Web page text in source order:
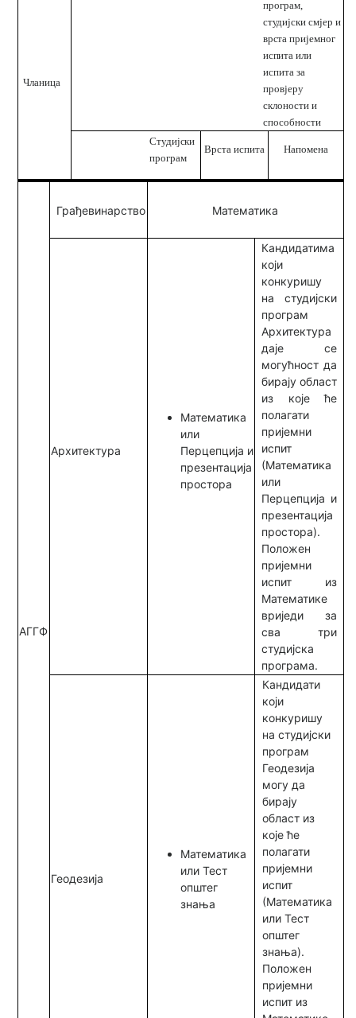
Чланица
програм,
студијски смјер и
врста пријемног
испита или
испита за
провјеру
склоности и
способности
Студијски
програм
Врста испита Напомена
АГГФ
Грађевинарство Математика
Архитектура
Математика
или
Перцепција и
презентација
простора
Кандидатима
који
конкуришу
на студијски
програм
Архитектура
даје се
могућност да
бирају област
из које ће
полагати
пријемни
испит
(Математика
или
Перцепција и
презентација
простора).
Положен
пријемни
испит из
Математике
вриједи за
сва три
студијска
програма.
Геодезија
Математика
или Тест
општег
знања
Кандидати
који
конкуришу
на студијски
програм
Геодезија
могу да
бирају
област из
које ће
полагати
пријемни
испит
(Математика
или Тест
општег
знања).
Положен
пријемни
испит из